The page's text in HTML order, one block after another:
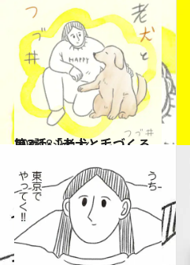
2023.8.24
第3話 「老犬と毛づくろい」
ファッション